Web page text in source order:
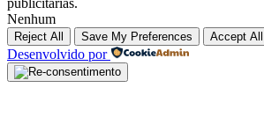
publicitárias.
Nenhum
Reject All Save My Preferences Accept All
Desenvolvido por